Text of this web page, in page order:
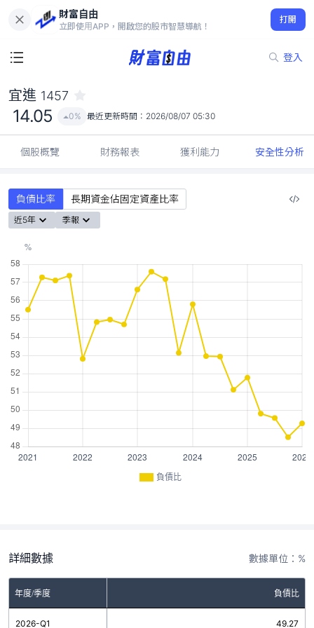
財富自由
立即使用APP，開啟您的股市智慧導航！
打開
登入
14.05
0%
宜進 1457
14.05 0% 最近更新時間： 2026/08/07 05:30
個股概覽 財務報表 獲利能力 安全性分析
負債比率 長期資金佔固定資產比率
近5年 季報
負債比
詳細數據 數據單位：%
年度/季度 負債比
2026-Q1 49.27